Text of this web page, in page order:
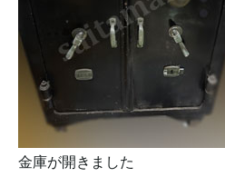
金庫が開きました